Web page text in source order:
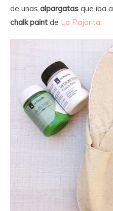
de unas alpargatas que iba a
chalk paint de La Pajarita.